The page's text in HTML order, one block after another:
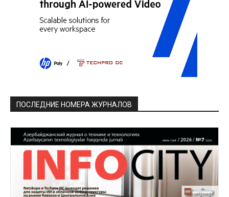
ПОСЛЕДНИЕ НОМЕРА ЖУРНАЛОВ